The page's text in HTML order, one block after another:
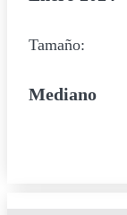
Tamaño:
Mediano